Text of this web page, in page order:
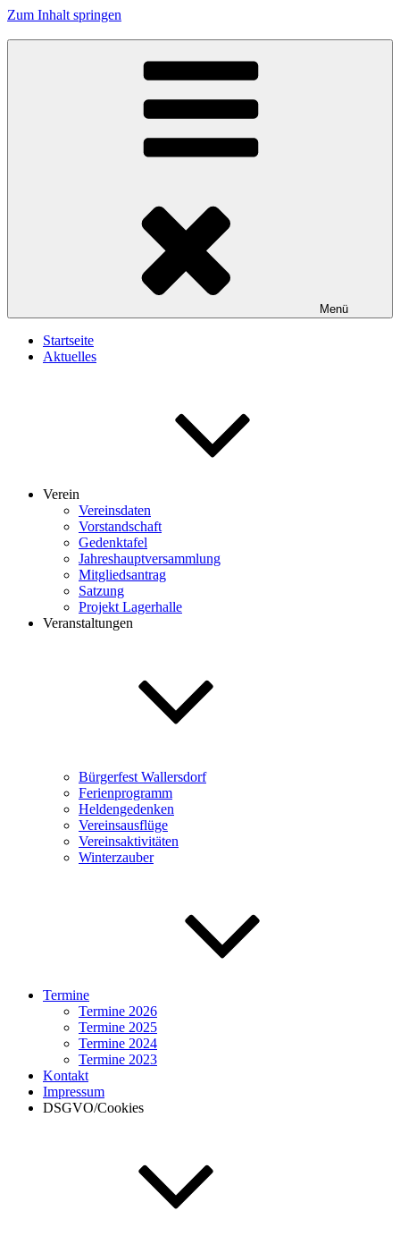
Zum Inhalt springen
Reservistenkameradschaft Wallersdorf e.V.
Menü
Startseite
Aktuelles
Verein
Vereinsdaten
Vorstandschaft
Gedenktafel
Jahreshauptversammlung
Mitgliedsantrag
Satzung
Projekt Lagerhalle
Veranstaltungen
Bürgerfest Wallersdorf
Ferienprogramm
Heldengedenken
Vereinsausflüge
Vereinsaktivitäten
Winterzauber
Termine
Termine 2026
Termine 2025
Termine 2024
Termine 2023
Kontakt
Impressum
DSGVO/Cookies